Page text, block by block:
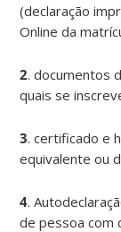
(declaração
Online da
2. documentos
quais se
3. certificado e
equivalente ou
4.
de pessoa com